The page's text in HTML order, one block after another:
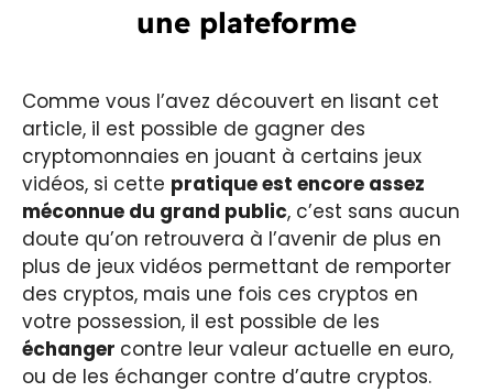
une plateforme
Comme vous l’avez découvert en lisant cet
article, il est possible de gagner des
cryptomonnaies en jouant à certains jeux
vidéos, si cette pratique est encore assez
méconnue du grand public, c’est sans aucun
doute qu’on retrouvera à l’avenir de plus en
plus de jeux vidéos permettant de remporter
des cryptos, mais une fois ces cryptos en
votre possession, il est possible de les
échanger contre leur valeur actuelle en euro,
ou de les échanger contre d’autre cryptos.